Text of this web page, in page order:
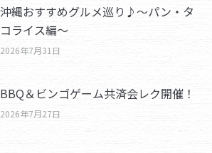
沖縄おすすめグルメ巡り♪～パン・タ
コライス編～
2026年7月31日
BBQ＆ビンゴゲーム共済会レク開催！
2026年7月27日